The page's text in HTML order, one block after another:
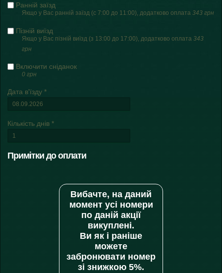
Ранній заїзд
Якщо у Вас ранній заїзд (с 7:00 до 11:00), додатково оплата 343 грн
Пізній виїзд
Якщо у Вас пізній виїзд (з 13:00 до 17:00), додатково оплата 343
грн
Включити сніданок
0 грн
Дата в'їзду *
Кількість днів *
Примiтки до оплати
Вибачте, на даний
момент усі номери
по даній акції
викуплені.
Ви як і раніше
можете
забронювати номер
зі знижкою 5%.